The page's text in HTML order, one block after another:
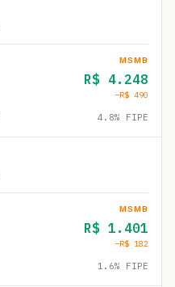
MSMB
R$ 4.248
−R$ 490
4.8% FIPE
MSMB
R$ 1.401
−R$ 182
1.6% FIPE